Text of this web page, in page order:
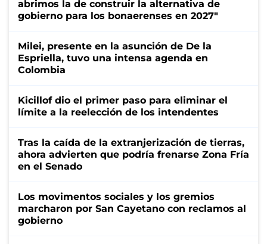
abrimos la de construir la alternativa de
gobierno para los bonaerenses en 2027"
Milei, presente en la asunción de De la
Espriella, tuvo una intensa agenda en
Colombia
Kicillof dio el primer paso para eliminar el
límite a la reelección de los intendentes
Tras la caída de la extranjerización de tierras,
ahora advierten que podría frenarse Zona Fría
en el Senado
Los movimentos sociales y los gremios
marcharon por San Cayetano con reclamos al
gobierno